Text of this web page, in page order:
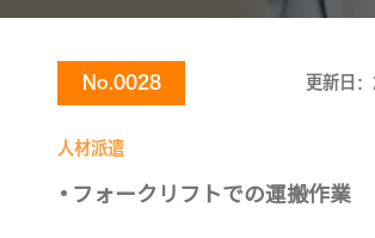
No.0028 更新日
人材派遣
フォークリフトでの運搬作業